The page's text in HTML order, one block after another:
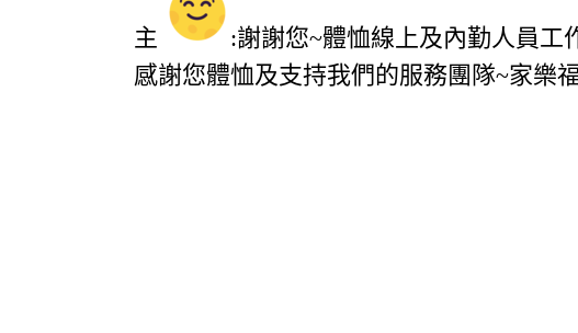
主
:謝謝您~體恤線上及內勤人員工
感謝您體恤及支持我們的服務團隊~家樂